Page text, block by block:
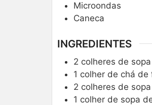
Microondas
Caneca
INGREDIENTES
2 colheres de
1 colher de chá de
2 colheres de
1 colher de sopa